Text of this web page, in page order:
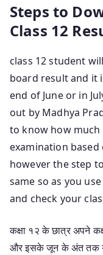
Steps to
Class 12
class 12 student
board result and it
end of June or in
out by Madhya
to know how much
examination
however the step
same so as you
and check your
कक्षा १२ के छात्र अपने
और इसके जून के अंत तक या